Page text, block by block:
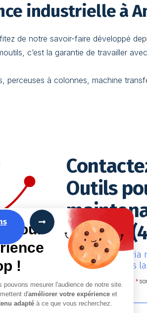
pour
!
pouvons mesurer l'audience de notre site.
d'améliorer votre expérience et
adapté à ce que vous recherchez.
industrielle à
de notre savoir-faire développé
c’est la garantie de travailler
perceuses à colonnes, machine
Outils
Angers
Contactez-nous
intervention dans
Les champs marqués d’un*
Nom*